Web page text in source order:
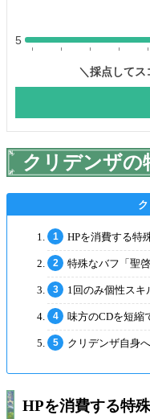
クリデンザの
HPを消費する特
特殊なバフ「聖
1回のみ個性スキ
味方のCDを短縮
クリデンザ自身
HPを消費する特